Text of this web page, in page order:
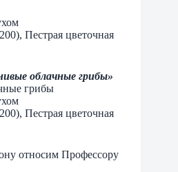
Пестрая цветочная
облачные грибы»
грибы
Пестрая цветочная
относим Профессору